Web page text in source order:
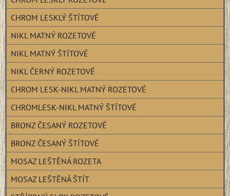
CHROM LESKLÝ ŠTÍTOVÉ
NIKL MATNÝ ROZETOVÉ
NIKL MATNÝ ŠTÍTOVÉ
NIKL ČERNÝ ROZETOVÉ
CHROM LESK-NIKL MATNÝ ROZETOVÉ
CHROMLESK-NIKL MATNÝ ŠTÍTOVÉ
BRONZ ČESANÝ ROZETOVÉ
BRONZ ČESANÝ ŠTÍTOVÉ
MOSAZ LEŠTĚNÁ ROZETA
MOSAZ LEŠTĚNÁ ŠTÍT